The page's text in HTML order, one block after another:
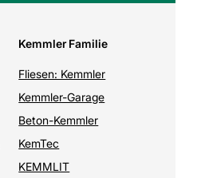
Kemmler Familie
Fliesen: Kemmler
Kemmler-Garage
Beton-Kemmler
KemTec
KEMMLIT